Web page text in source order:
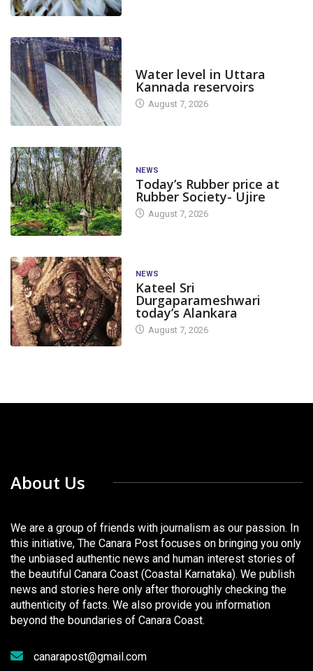
Water level in Uttara
Kannada reservoirs
August 7, 2026
NEWS
Today’s Rubber price at
Rubber Society- Ujire
August 7, 2026
NEWS
Kateel Sri
Durgaparameshwari
today’s Alankara
August 7, 2026
About Us
We are a group of friends with journalism as our passion. In
this initiative, The Canara Post focuses on bringing you only
the unbiased authentic news and human interest stories of
the beautiful Canara Coast (Coastal Karnataka). We publish
news and stories here only after thoroughly checking the
authenticity of facts. We also provide you information
beyond the boundaries of Canara Coast.
canarapost@gmail.com